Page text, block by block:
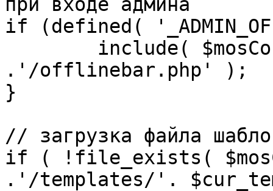
if (defined(
.'/offlinebar.php' );
}
// загрузка файла
if ( !file_exists(
.'/templates/'.